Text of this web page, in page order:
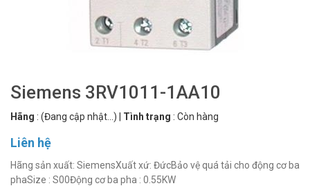
Siemens 3RV1011-1AA10
Hãng : (Đang cập nhật...) Tình trạng : Còn hàng
Liên hệ
Hãng sản xuất: SiemensXuất xứ: ĐứcBảo vệ quá tải cho động cơ ba
phaSize : S00Động cơ ba pha : 0.55KW